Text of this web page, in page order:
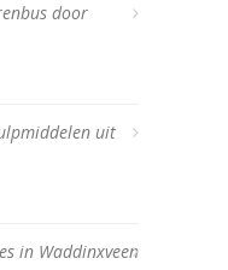
door
uit
in Waddinxveen